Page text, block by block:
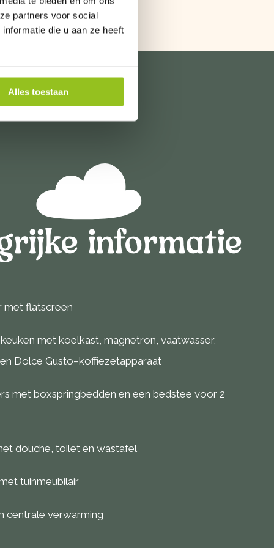
partners voor social
die u aan ze heeft
Alles toestaan
informatie
met flatscreen
met koelkast, magnetron, vaatwasser,
Dolce Gusto–koffiezetapparaat
met boxspringbedden en een bedstee voor 2
douche, toilet en wastafel
tuinmeubilair
centrale verwarming